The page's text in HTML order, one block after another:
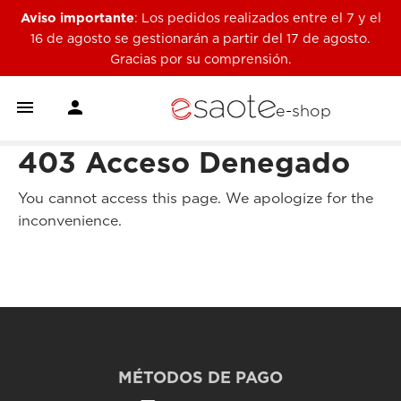
Aviso importante: Los pedidos realizados entre el 7 y el
16 de agosto se gestionarán a partir del 17 de agosto.
Gracias por su comprensión.
  e-shop
403 Acceso Denegado
You cannot access this page. We apologize for the
inconvenience.
MÉTODOS DE PAGO